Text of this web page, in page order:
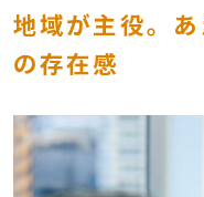
地域が主役。
の存在感